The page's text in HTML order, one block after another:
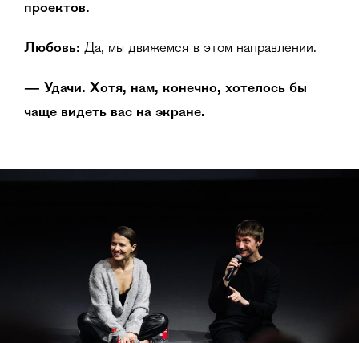
проектов.
Любовь: Да, мы движемся в этом направлении.
— Удачи. Хотя, нам, конечно, хотелось бы
чаще видеть вас на экране.